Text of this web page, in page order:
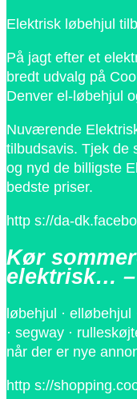
Elektrisk løbehjul
På jagt efter et
bredt udvalg på
Denver el-løbehjul
Nuværende
tilbudsavis. Tjek de
og nyd de billigste
bedste priser.
http s://da-
Kør
elektrisk… –
løbehjul · elløbehjul
· segway ·
når der er nye
http s://